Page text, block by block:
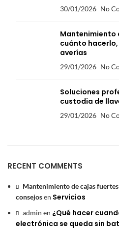
30/01/2026 No
Mantenimiento
cuánto
averías
29/01/2026 No
Soluciones
custodia de
29/01/2026 No
RECENT COMMENTS
Mantenimiento de cajas
consejosen Servicios
admin en ¿Qué hacer
electrónica se queda sin